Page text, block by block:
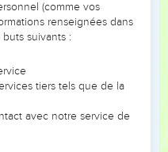
de joie au-dessus de tes
de tes mains ;
vieilliront tous comme un
(comme vos
renseignées dans
suivants :
tiers tels que de la
avec notre service de